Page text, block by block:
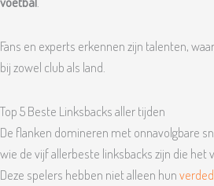
Fans en experts erkennen zijn talenten,
bij zowel club als land.
Top 5 Beste Linksbacks aller tijden
De flanken domineren met onnavolgbare
wie de vijf allerbeste linksbacks zijn die het
Deze spelers hebben niet alleen hun